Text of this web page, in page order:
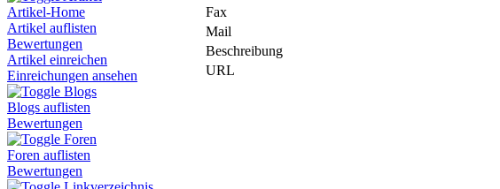
Artikel-Home
Artikel auflisten
Bewertungen
Artikel einreichen
Einreichungen ansehen
Blogs
Blogs auflisten
Bewertungen
Foren
Foren auflisten
Bewertungen
Fax
Mail
Beschreibung
URL